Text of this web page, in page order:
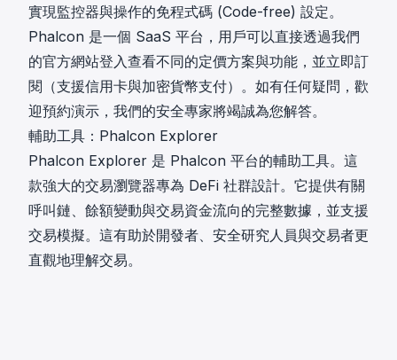
實現監控器與操作的免程式碼 (Code-free) 設定。
Phalcon 是一個 SaaS 平台，用戶可以直接透過我們
的官方網站登入查看不同的定價方案與功能，並立即訂
閱（支援信用卡與加密貨幣支付）。如有任何疑問，歡
迎預約演示 ，我們的安全專家將竭誠為您解答。
輔助工具：Phalcon Explorer
Phalcon Explorer 是 Phalcon 平台的輔助工具。這
款強大的交易瀏覽器專為 DeFi 社群設計。它提供有關
呼叫鏈、餘額變動與交易資金流向的完整數據，並支援
交易模擬。這有助於開發者、安全研究人員與交易者更
直觀地理解交易。